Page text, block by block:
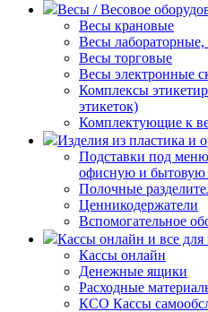
Весы / Весовое
Весы крановые
Весы
Весы торговые
Весы электронные
Комплексы
этикеток)
Комплектующие к
Изделия из пластика и
Подставки под
офисную и бытовую
Полочные
Ценникодержатели
Вспомогательное
Кассы онлайн и все для
Кассы онлайн
Денежные ящики
Расходные
КСО Кассы